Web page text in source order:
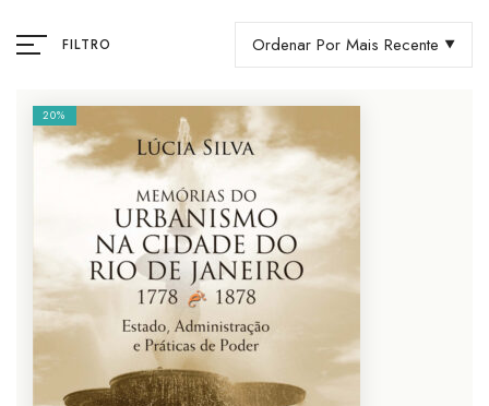
FILTRO Ordenar Por Mais Recente
20%